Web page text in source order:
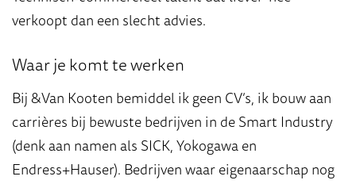
verkoopt dan een slecht advies.
Waar je komt te werken
Bij &Van Kooten bemiddel ik geen CV’s, ik bouw aan
carrières bij bewuste bedrijven in de Smart Industry
(denk aan namen als SICK, Yokogawa en
Endress+Hauser). Bedrijven waar eigenaarschap nog